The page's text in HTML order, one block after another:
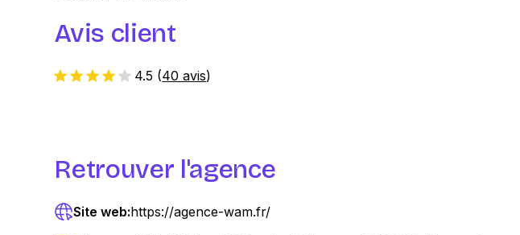
Avis client
4.5 (40 avis)
Retrouver l'agence
Site web:https://agence-wam.fr/